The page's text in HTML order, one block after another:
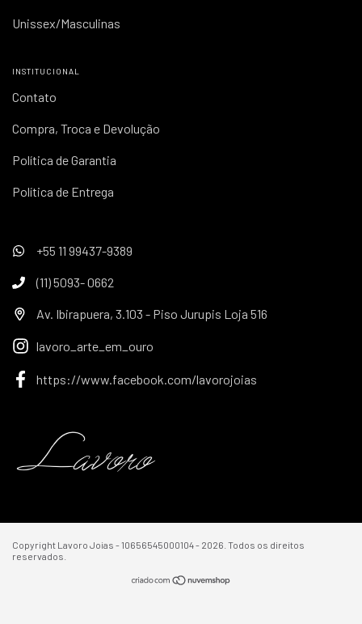
Unissex/Masculinas
INSTITUCIONAL
Contato
Compra, Troca e Devolução
Política de Garantia
Política de Entrega
+55 11 99437-9389
(11) 5093- 0662
Av. Ibirapuera, 3.103 - Piso Jurupis Loja 516
lavoro_arte_em_ouro
https://www.facebook.com/lavorojoias
Copyright Lavoro Joias - 10656545000104 - 2026. Todos os direitos
reservados.